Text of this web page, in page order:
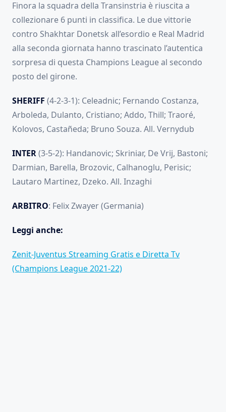
Finora la squadra della Transinstria è riuscita a
collezionare 6 punti in classifica. Le due vittorie
contro Shakhtar Donetsk all’esordio e Real Madrid
alla seconda giornata hanno trascinato l’autentica
sorpresa di questa Champions League al secondo
posto del girone.
SHERIFF (4-2-3-1): Celeadnic; Fernando Costanza,
Arboleda, Dulanto, Cristiano; Addo, Thill; Traoré,
Kolovos, Castañeda; Bruno Souza. All. Vernydub
INTER(3-5-2): Handanovic; Skriniar, De Vrij, Bastoni;
Darmian, Barella, Brozovic, Calhanoglu, Perisic;
Lautaro Martinez, Dzeko. All. Inzaghi
ARBITRO: Felix Zwayer (Germania)
Leggi anche:
Zenit-Juventus Streaming Gratis e Diretta Tv
(Champions League 2021-22)